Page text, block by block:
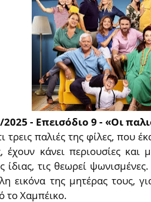
- Επεισόδιο 9- «Οι
τρεις παλιές της φίλες, που
έχουν κάνει περιουσίες και
ίδιας, τις θεωρεί
εικόνα της μητέρας τους,
το Χαμπέικο.